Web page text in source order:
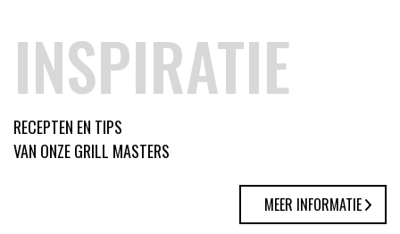
INSPIRATIE
RECEPTEN EN TIPS
VAN ONZE GRILL MASTERS
MEER INFORMATIE